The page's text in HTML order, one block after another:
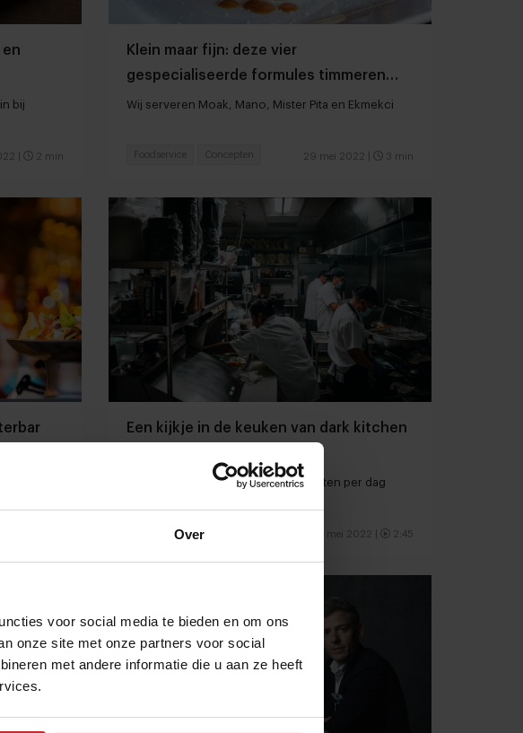
Over
voor social media te bieden en om ons
onze site met onze partners voor social
met andere informatie die u aan ze heeft
bij
2 min
Klein maar fijn: deze vier
gespecialiseerde formules timmeren
aan de weg
Wij serveren Moak, Mano, Mister Pita en Ekmekci
29 mei 2022 3 min
Foodservice Concepten
Een kijkje in de keuken van dark kitchen
16 digitale merken die 1.000 gerechten per dag
27 mei 2022 2:45
Foodservice